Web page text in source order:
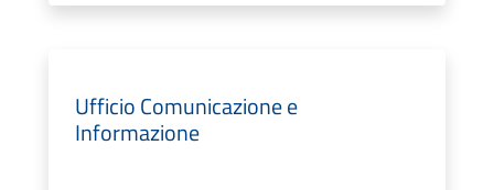
Ufficio Comunicazione e
Informazione